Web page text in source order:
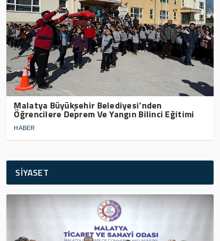
Malatya Büyükşehir Belediyesi’nden
Öğrencilere Deprem Ve Yangın Bilinci Eğitimi
HABER
SİYASET